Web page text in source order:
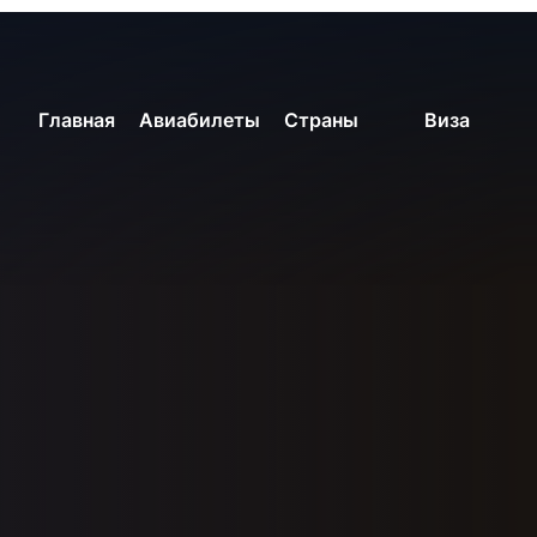
Главная Авиабилеты Страны Виза
Главная Авиабилеты Страны Виза
Главная Авиабилеты Страны Виза